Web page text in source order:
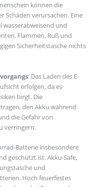
können die
Schäden verursachen. Eine
wasserabweisend und
Flammen, Ruß und
Sicherheitstasche nichts
: Das Laden des E-
erfolgen, da es
birgt. Die
den Akku während
die Gefahr von
verringern.
Batterie insbesondere
geschützt ist. Akku-Safe,
und
Hoch feuerfestes